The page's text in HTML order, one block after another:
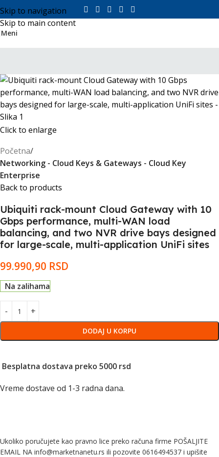
Skip to navigation
Skip to main content
Meni
Click to enlarge
Početna
Networking - Cloud Keys & Gateways - Cloud Key
Enterprise
Back to products
Ubiquiti rack-mount Cloud Gateway with 10
Gbps performance, multi-WAN load
balancing, and two NVR drive bays designed
for large-scale, multi-application UniFi sites
99.990,90 RSD
Na zalihama
DODAJ U KORPU
Besplatna dostava preko 5000 rsd
Vreme dostave od 1-3 radna dana.
Ukoliko poručujete kao pravno lice preko računa firme POŠALJITE
EMAIL NA info@marketnanetu.rs ili pozovite 0616494537 i upišite